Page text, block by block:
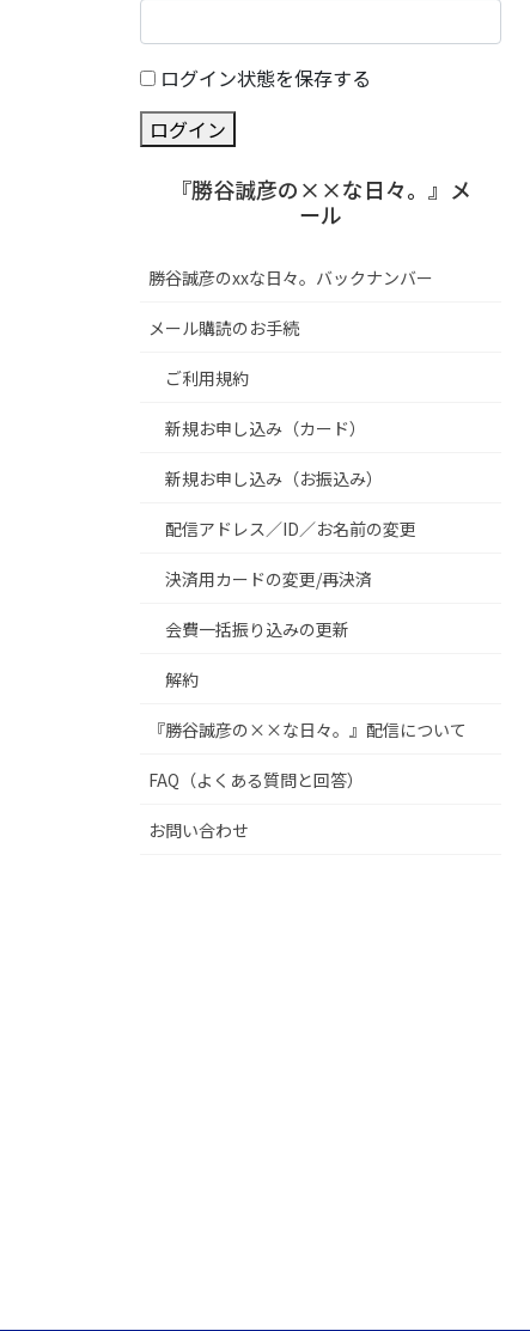
ログイン状態を保存する
ログイン
『勝谷誠彦の××な日々。』メ
ール
勝谷誠彦のxxな日々。バックナンバー
メール購読のお手続
ご利用規約
新規お申し込み（カード）
新規お申し込み（お振込み）
配信アドレス／ID／お名前の変更
決済用カードの変更/再決済
会費一括振り込みの更新
解約
『勝谷誠彦の××な日々。』配信について
FAQ（よくある質問と回答）
お問い合わせ